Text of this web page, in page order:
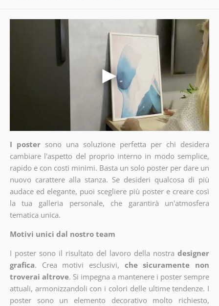
I poster sono una soluzione perfetta per chi desidera
cambiare l'aspetto del proprio interno in modo semplice,
rapido e con costi minimi. Basta un solo poster per dare un
nuovo carattere alla stanza. Se desideri qualcosa di più
audace ed elegante, puoi scegliere più poster e creare così
la tua galleria personale, che garantirà un'atmosfera
tematica unica.
Motivi unici dal nostro team
I poster sono il risultato del lavoro della nostra designer
grafica. Crea motivi esclusivi, che sicuramente non
troverai altrove. Si impegna a mantenere i poster sempre
attuali, armonizzandoli con i colori delle ultime tendenze. I
poster sono un elemento decorativo molto richiesto,